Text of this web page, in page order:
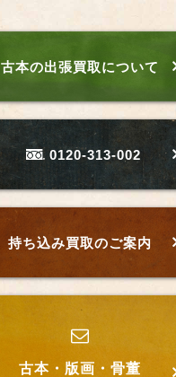
古本の出張買取について
0120-313-002
持ち込み買取のご案内
古本・版画・骨董